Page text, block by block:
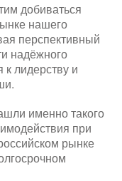
добиваться
нашего
перспективный
надёжного
к лидерству и
именно такого
при
рынке